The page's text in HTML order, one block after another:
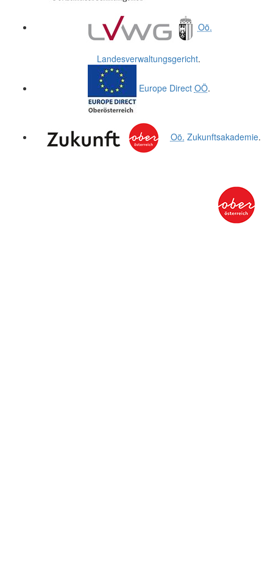
Oö.
Landesverwaltungsgericht.
Europe Direct OÖ.
Oö. Zukunftsakademie.